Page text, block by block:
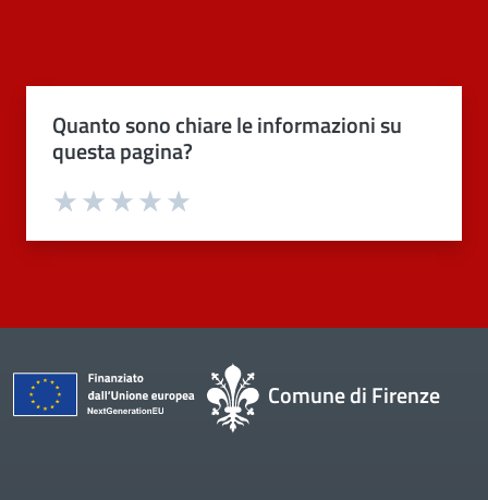
Quanto sono chiare le informazioni su
questa pagina?
Valuta 4 stelle su 5
Valuta 3 stelle su 5
Valuta 2 stelle su 5
Valuta 1 stelle su 5
Comune di Firenze